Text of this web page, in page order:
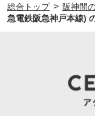
総合トップ > 阪神間
急電鉄阪急神戸本線)